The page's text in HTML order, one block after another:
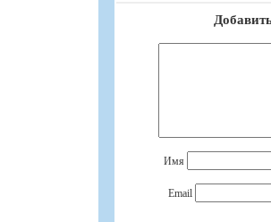
Имя
Email